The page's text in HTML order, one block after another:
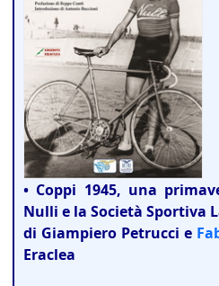
• Coppi 1945, una
Nulli e la Società Sportiva
di Giampiero Petrucci e
Eraclea